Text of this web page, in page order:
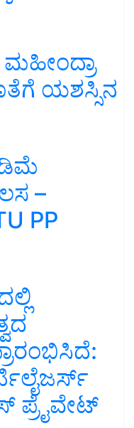
ಯಶಸ್ಸಿನ
–
PP
ಪ್ರೈವೇಟ್